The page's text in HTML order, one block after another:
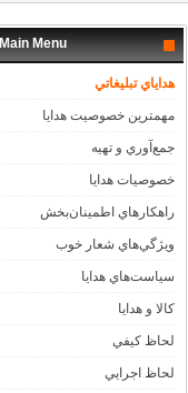
Main Menu
هداياي تبليغاتي
مهمترين خصوصيت هدايا
جمع‌آوري و تهيه
خصوصيات هدايا
راهكارهاي اطمينان‌بخش
ويژگي‌هاي شعار خوب
سياست‌هاي هدايا
كالا و هدايا
لحاظ كيفي
لحاظ اجرايي